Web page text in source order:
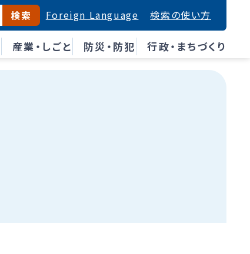
産業・しごと 防災・防犯 行政・まちづくり
検索 Foreign Language 検索の使い方